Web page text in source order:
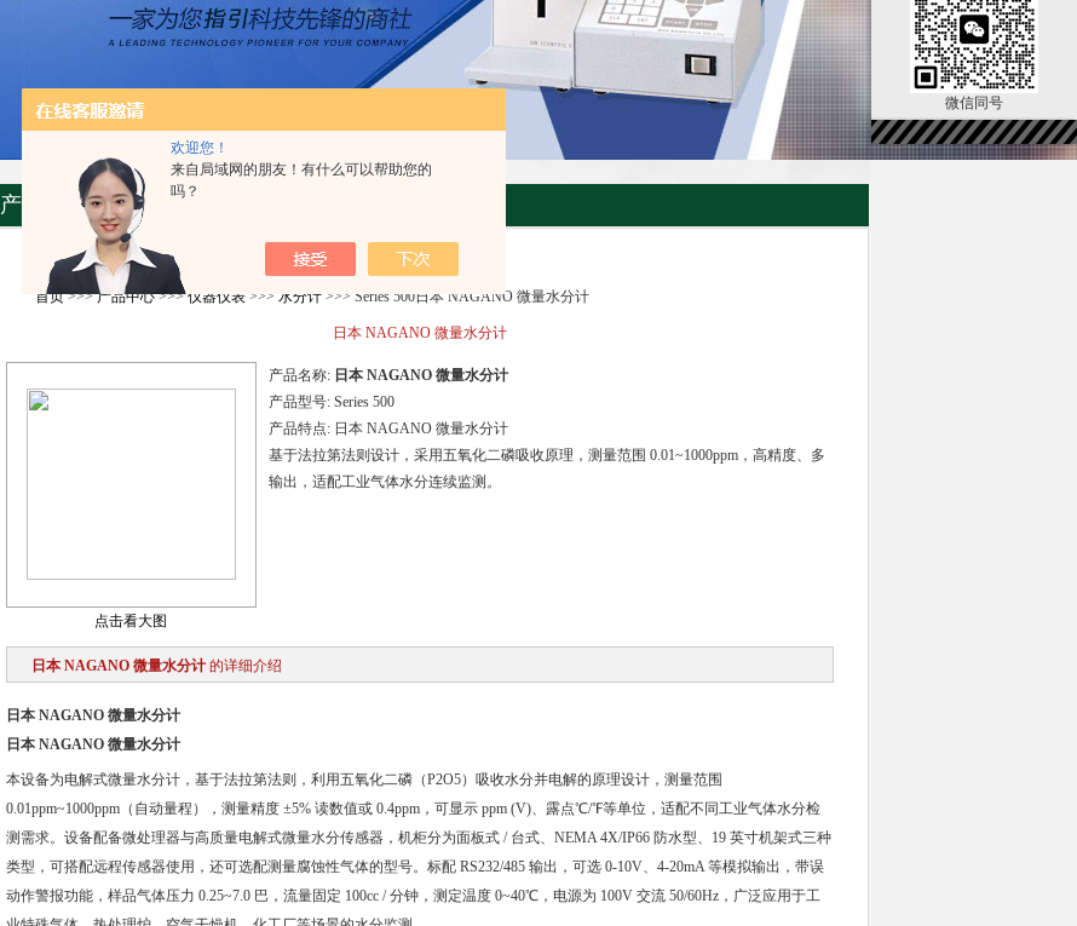
欢迎您！
来自局域网的朋友！有什么可以帮助您的
吗？
产品资料
首页>>>产品中心>>>仪器仪表>>> 水分计>>> Series 500日本 NAGANO 微量水分计
日本 NAGANO 微量水分计
点击看大图
产品名称: 日本 NAGANO 微量水分计
产品型号: Series 500
产品特点: 日本 NAGANO 微量水分计
基于法拉第法则设计，采用五氧化二磷吸收原理，测量范围 0.01~1000ppm，高精度、多
输出，适配工业气体水分连续监测。
日本 NAGANO 微量水分计 的详细介绍
日本 NAGANO 微量水分计
日本 NAGANO 微量水分计
本设备为电解式微量水分计，基于法拉第法则，利用五氧化二磷（P2O5）吸收水分并电解的原理设计，测量范围
0.01ppm~1000ppm（自动量程），测量精度 ±5% 读数值或 0.4ppm，可显示 ppm (V)、露点℃/℉等单位，适配不同工业气体水分检
测需求。设备配备微处理器与高质量电解式微量水分传感器，机柜分为面板式 / 台式、NEMA 4X/IP66 防水型、19 英寸机架式三种
类型，可搭配远程传感器使用，还可选配测量腐蚀性气体的型号。标配 RS232/485 输出，可选 0-10V、4-20mA 等模拟输出，带误
动作警报功能，样品气体压力 0.25~7.0 巴，流量固定 100cc / 分钟，测定温度 0~40℃，电源为 100V 交流 50/60Hz，广泛应用于工
微信同号